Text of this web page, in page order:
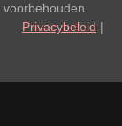
voorbehouden
Privacybeleid |